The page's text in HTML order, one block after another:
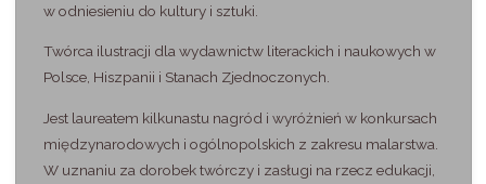
w odniesieniu do kultury i sztuki.
Twórca ilustracji dla wydawnictw literackich i naukowych w
Polsce, Hiszpanii i Stanach Zjednoczonych.
Jest laureatem kilkunastu nagród i wyróżnień w konkursach
międzynarodowych i ogólnopolskich z zakresu malarstwa.
W uznaniu za dorobek twórczy i zasługi na rzecz edukacji,